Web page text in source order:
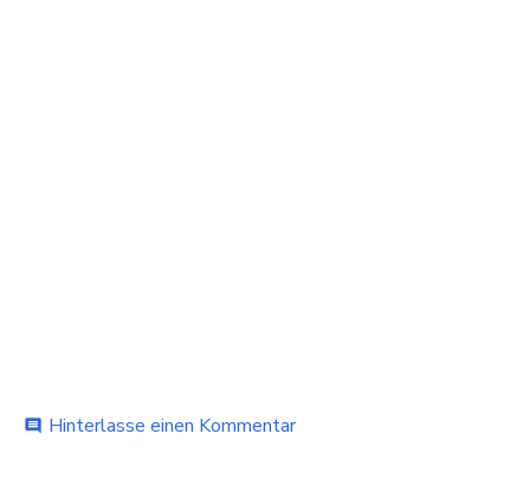
comment Hinterlasse einen Kommentarbei